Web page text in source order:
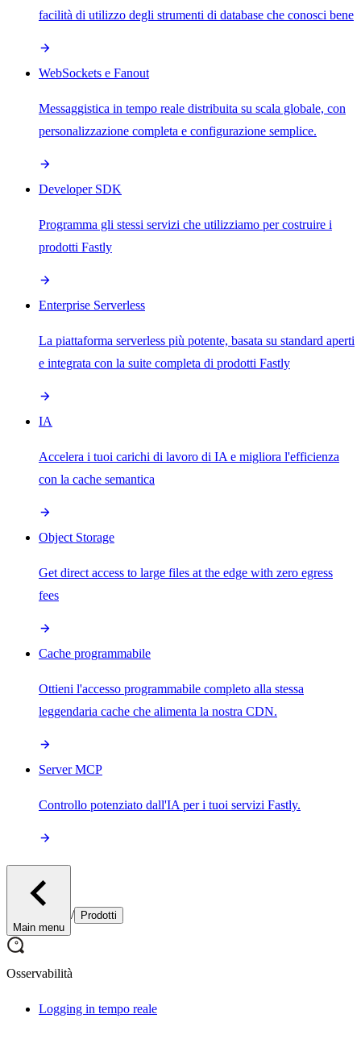
facilità di utilizzo degli strumenti di database che conosci bene
WebSockets e Fanout
Messaggistica in tempo reale distribuita su scala globale, con
personalizzazione completa e configurazione semplice.
Developer SDK
Programma gli stessi servizi che utilizziamo per costruire i
prodotti Fastly
Enterprise Serverless
La piattaforma serverless più potente, basata su standard aperti
e integrata con la suite completa di prodotti Fastly
IA
Accelera i tuoi carichi di lavoro di IA e migliora l'efficienza
con la cache semantica
Object Storage
Get direct access to large files at the edge with zero egress
fees
Cache programmabile
Ottieni l'accesso programmabile completo alla stessa
leggendaria cache che alimenta la nostra CDN.
Server MCP
Controllo potenziato dall'IA per i tuoi servizi Fastly.
Main menu
/ Prodotti
Osservabilità
Logging in tempo reale